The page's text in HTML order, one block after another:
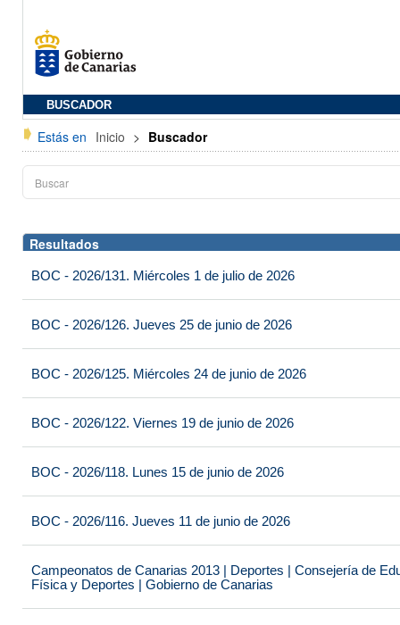
BUSCADOR
Estás en Inicio > Buscador
Resultados
BOC - 2026/131. Miércoles 1 de julio de 2026
BOC - 2026/126. Jueves 25 de junio de 2026
BOC - 2026/125. Miércoles 24 de junio de 2026
BOC - 2026/122. Viernes 19 de junio de 2026
BOC - 2026/118. Lunes 15 de junio de 2026
BOC - 2026/116. Jueves 11 de junio de 2026
Campeonatos de Canarias 2013 | Deportes | Consejería de
Física y Deportes | Gobierno de Canarias